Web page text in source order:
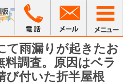
て雨漏りが起きたお
料調査。原因はベラ
び付いた折半屋根